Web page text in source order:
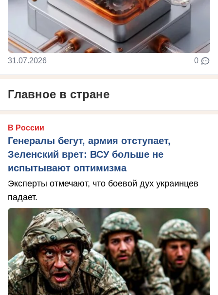
31.07.2026 0
Главное в стране
В России
Генералы бегут, армия отступает,
Зеленский врет: ВСУ больше не
испытывают оптимизма
Эксперты отмечают, что боевой дух украинцев
падает.